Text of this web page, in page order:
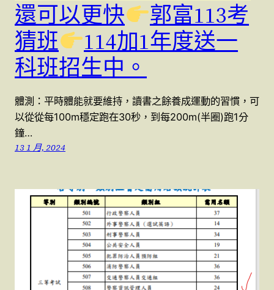
還可以更快
郭富113考
猜班
114加1年度送一
科班招生中。
體測：平時體能就要維持，讀書之餘養成運動的習慣，可
以從從每100m穩定跑在30秒，到每200m(半圈)跑1分
鐘…
13 1 月, 2024